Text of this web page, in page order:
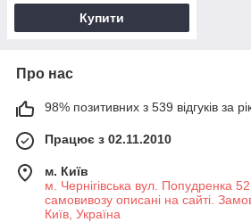
Купити
Про нас
98% позитивних з 539 відгуків за
Працює з 02.11.2010
м. Київ
м. Чернігівська вул. Попудренка
самовивозу описані на сайті.
Київ, Україна